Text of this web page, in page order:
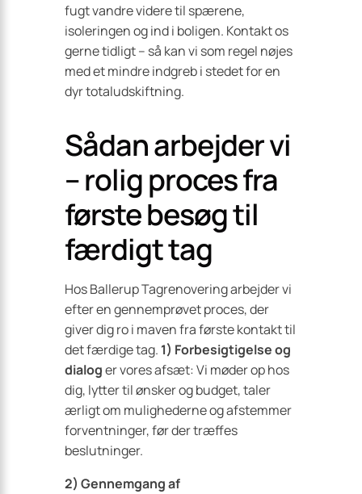
fugt vandre videre til spærene,
isoleringen og ind i boligen. Kontakt os
gerne tidligt – så kan vi som regel nøjes
med et mindre indgreb i stedet for en
dyr totaludskiftning.
Sådan arbejder vi
– rolig proces fra
første besøg til
færdigt tag
Hos Ballerup Tagrenovering arbejder vi
efter en gennemprøvet proces, der
giver dig ro i maven fra første kontakt til
det færdige tag. 1) Forbesigtigelse og
dialoger vores afsæt: Vi møder op hos
dig, lytter til ønsker og budget, taler
ærligt om mulighederne og afstemmer
forventninger, før der træffes
beslutninger.
2) Gennemgang af